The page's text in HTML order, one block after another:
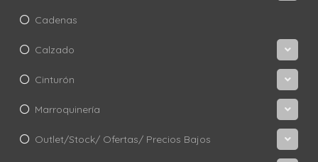
Cadenas
Calzado
Cinturón
Marroquinería
Outlet/Stock/ Ofertas/ Precios Bajos